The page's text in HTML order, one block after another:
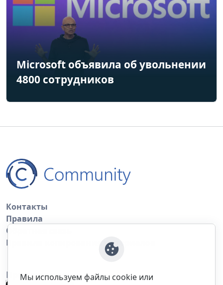
Microsoft объявила об увольнении
4800 сотрудников
Контакты
Правила
Обратная связь
Правила копирования материалов
Приложение
Мы используем файлы cookie или